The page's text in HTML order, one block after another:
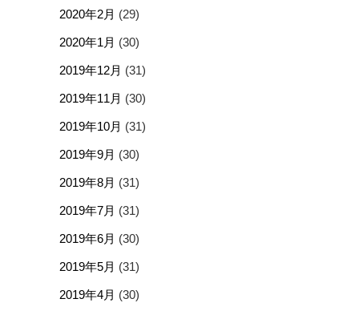
2020年2月 (29)
2020年1月 (30)
2019年12月 (31)
2019年11月 (30)
2019年10月 (31)
2019年9月 (30)
2019年8月 (31)
2019年7月 (31)
2019年6月 (30)
2019年5月 (31)
2019年4月 (30)